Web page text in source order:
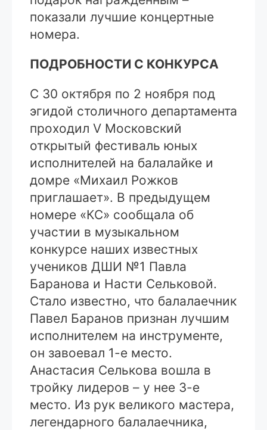
показали лучшие концертные
номера.
ПОДРОБНОСТИ С КОНКУРСА
С 30 октября по 2 ноября под
эгидой столичного департамента
проходил V Московский
открытый фестиваль юных
исполнителей на балалайке и
домре «Михаил Рожков
приглашает». В предыдущем
номере «КС» сообщала об
участии в музыкальном
конкурсе наших известных
учеников ДШИ №1 Павла
Баранова и Насти Сельковой.
Стало известно, что балалаечник
Павел Баранов признан лучшим
исполнителем на инструменте,
он завоевал 1-е место.
Анастасия Селькова вошла в
тройку лидеров – у нее 3-е
место. Из рук великого мастера,
легендарного балалаечника,